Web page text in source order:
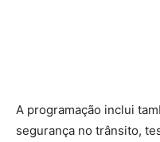
A programação inclui
segurança no trânsito,